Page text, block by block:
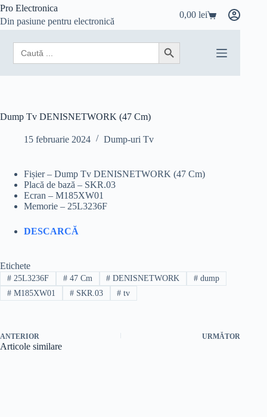
Sari
conținut
Pro Electronica
Din pasiune pentru electronică
Coș
de
cumpărături
0,00lei
Search
for:
Search Button
Dump Tv DENISNETWORK (47 Cm)
15 februarie 2024 Dump-uri Tv
Fișier – Dump Tv DENISNETWORK (47 Cm)
Placă de bază – SKR.03
Ecran – M185XW01
Memorie – 25L3236F
DESCARCĂ
Etichete
#25L3236F #47 Cm # DENISNETWORK # dump
#M185XW01 #SKR.03 # tv
ANTERIOR URMĂTOR
Articole similare